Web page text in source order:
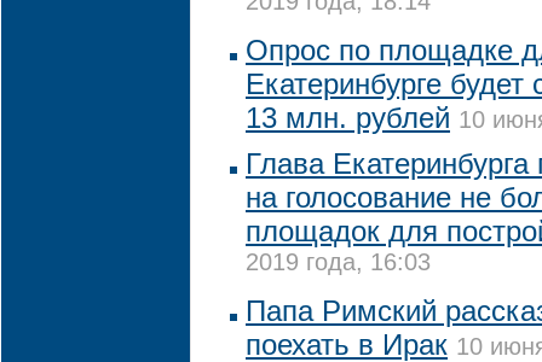
Опрос по площадке
Екатеринбурге будет
13 млн. рублей 10
Глава
на голосование не
площадок для
2019 года, 16:03
Папа Римский
поехать в Ирак 10